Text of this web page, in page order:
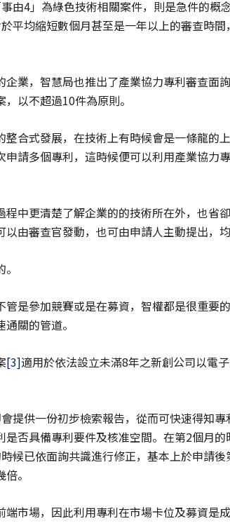
由4」為綠色技術相關案件，則是急件的概
平均縮短數個月甚至是一年以上的審查時
業，智慧局也推出了產業協力專利審查面
以不超過10件為原則。
合式發展，在技術上有時候會是一條龍的
請多個專利，這時候便可以利用產業協力
中更清楚了解企業的的技術所在外，也省
由審查官發動，也可由申請人主動提出，均
是參加競賽或是在募資，智權都是很重要
關的管道。
[3]適用於依法設立未滿8年之新創公司以電
提供一份初步檢索報告，從而可快速得知
否具備專利要件及核准空間。在第2個月
候已依面詢共識進行修正，基本上於申請
。
市場，因此利用專利在市場卡位及募資是